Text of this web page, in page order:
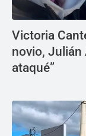
Victoria
novio, Julián
ataqué”